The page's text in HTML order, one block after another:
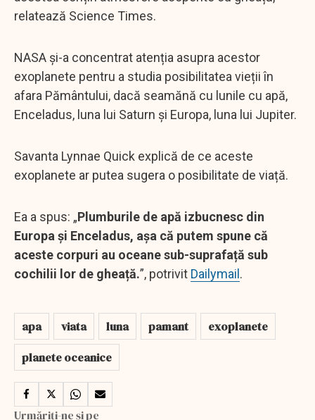
relatează Science Times.
NASA și-a concentrat atenția asupra acestor
exoplanete pentru a studia posibilitatea vieții în
afara Pământului, dacă seamănă cu lunile cu apă,
Enceladus, luna lui Saturn și Europa, luna lui Jupiter.
Savanta Lynnae Quick explică de ce aceste
exoplanete ar putea sugera o posibilitate de viață.
Ea a spus: „Plumburile de apă izbucnesc din
Europa și Enceladus, așa că putem spune că
aceste corpuri au oceane sub-suprafață sub
cochilii lor de gheață.”, potrivit Dailymail.
apa viata luna pamant
exoplanete
planete oceanice
Urmăriți-ne și pe